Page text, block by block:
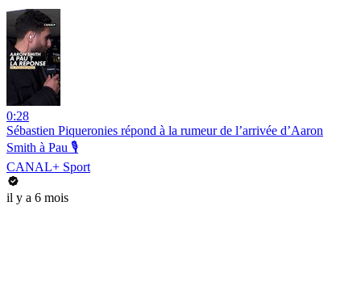
0:28
Sébastien Piqueronies répond à la rumeur de l’arrivée d’Aaron
Smith à Pau 🎙️
CANAL+ Sport
il y a 6 mois